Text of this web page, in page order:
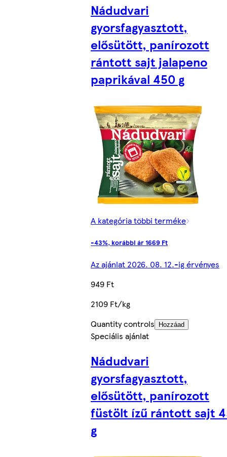
Nádudvari
gyorsfagyasztott,
elősütött, panírozott
rántott sajt jalapeno
paprikával 450 g
A kategória többi terméke
-43%, korábbi ár 1669 Ft
Az ajánlat 2026. 08. 12.-ig érvényes
949 Ft
2109 Ft/kg
Quantity controls
Hozzáad
Speciális ajánlat
Nádudvari
gyorsfagyasztott,
elősütött, panírozott
füstölt ízű rántott sajt
g